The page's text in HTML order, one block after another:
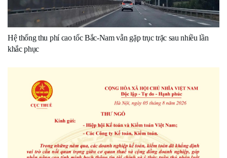
Hệ thống thu phí cao tốc Bắc-Nam vẫn gặp trục trặc sau nhiều lần
khắc phục